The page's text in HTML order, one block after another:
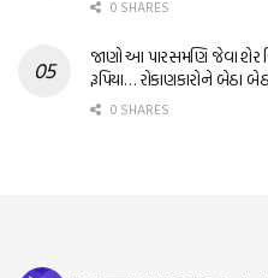
0 SHARES
જાણો આ પારસમણિ જેવા શેર
રૂપિયા… રોકાણકારોને બેઠા
0 SHARES